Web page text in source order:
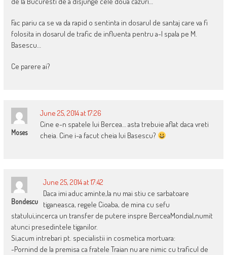
Fac pariu ca se va da rapid o sentinta in dosarul de santaj care va fi
folosita in dosarul de trafic de influenta pentru a-l spala pe M.
Basescu…
Ce parere ai?
Moses
June 25, 2014 at 17:26
Cine e-n spatele lui Bercea… asta trebuie aflat daca vreti
cheia. Cine i-a facut cheia lui Basescu?
Bondescu
June 25, 2014 at 17:42
Daca imi aduc aminte,la nu mai stiu ce sarbatoare
tiganeasca, regele Cioaba, de mina cu sefu
statului,incerca un transfer de putere inspre BerceaMondial,numit
atunci presedintele tiganilor.
Si,acum intrebari pt. specialistii in cosmetica mortuara:
-Pornind de la premisa ca fratele Traian nu are nimic cu traficul de